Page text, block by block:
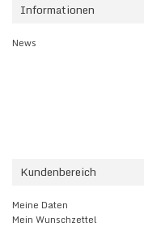
Informationen
News
Kundenbereich
Meine Daten
Mein Wunschzettel